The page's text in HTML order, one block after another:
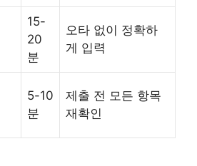
15-
20
분
오타 없이 정확하
게 입력
5-10
분
제출 전 모든 항목
재확인